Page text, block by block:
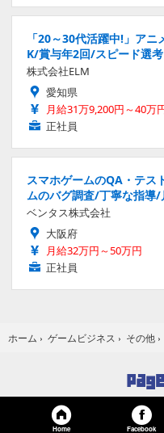
「20～30代活躍中!」ア
K/賞与年2回/スピード選考
株式会社ELM
愛知県
月給31万9,200円～40万
正社員
スマホゲームのQA・テス
ムのバグ調査/丁寧な指導
ベンタス株式会社
大阪府
月給32万円～50万円
正社員
ホーム › ゲームビジネス › その他 ›
Home Facebook